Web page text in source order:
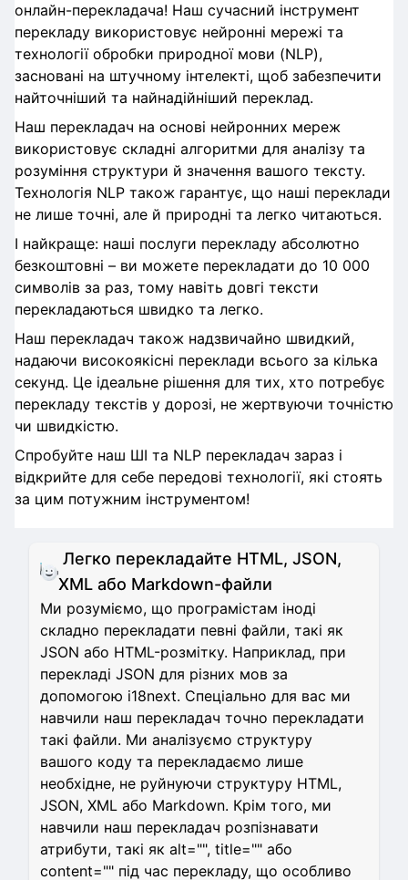
онлайн-перекладача! Наш сучасний інструмент
перекладу використовує нейронні мережі та
технології обробки природної мови (NLP),
засновані на штучному інтелекті, щоб забезпечити
найточніший та найнадійніший переклад.
Наш перекладач на основі нейронних мереж
використовує складні алгоритми для аналізу та
розуміння структури й значення вашого тексту.
Технологія NLP також гарантує, що наші переклади
не лише точні, але й природні та легко читаються.
І найкраще: наші послуги перекладу абсолютно
безкоштовні – ви можете перекладати до 10 000
символів за раз, тому навіть довгі тексти
перекладаються швидко та легко.
Наш перекладач також надзвичайно швидкий,
надаючи високоякісні переклади всього за кілька
секунд. Це ідеальне рішення для тих, хто потребує
перекладу текстів у дорозі, не жертвуючи точністю
чи швидкістю.
Спробуйте наш ШІ та NLP перекладач зараз і
відкрийте для себе передові технології, які стоять
за цим потужним інструментом!
Легко перекладайте HTML, JSON,
XML або Markdown-файли
Ми розуміємо, що програмістам іноді
складно перекладати певні файли, такі як
JSON або HTML-розмітку. Наприклад, при
перекладі JSON для різних мов за
допомогою i18next. Спеціально для вас ми
навчили наш перекладач точно перекладати
такі файли. Ми аналізуємо структуру
вашого коду та перекладаємо лише
необхідне, не руйнуючи структуру HTML,
JSON, XML або Markdown. Крім того, ми
навчили наш перекладач розпізнавати
атрибути, такі як alt="", title="" або
content="" під час перекладу, що особливо